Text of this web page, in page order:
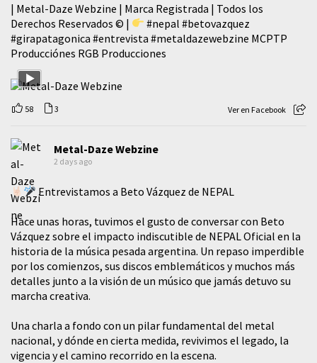
| Metal-Daze Webzine | Marca Registrada | Todos los
Derechos Reservados © |
#nepal #betovazquez
#girapatagonica #entrevista #metaldazewebzine MCPTP
Producciónes RGB Producciones
58 3 Ver en Facebook
Metal-Daze Webzine
2 days ago
Entrevistamos a Beto Vázquez de NEPAL
Hace unas horas, tuvimos el gusto de conversar con Beto
Vázquez sobre el impacto indiscutible de NEPAL Oficial en la
historia de la música pesada argentina. Un repaso imperdible
por los comienzos, sus discos emblemáticos y muchos más
detalles junto a la visión de un músico que jamás detuvo su
marcha creativa.
​Una charla a fondo con un pilar fundamental del metal
nacional, y dónde en cierta medida, revivimos el legado, la
vigencia y el camino recorrido en la escena.